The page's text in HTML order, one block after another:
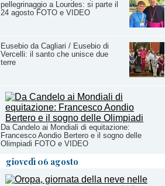
pellegrinaggio a Lourdes: si parte il
24 agosto FOTO e VIDEO
Eusebio da Cagliari / Eusebio di
Vercelli: il santo che unisce due
terre
Da Candelo ai Mondiali di equitazione:
Francesco Aondio Bertero e il sogno delle
Olimpiadi FOTO e VIDEO
giovedì 06 agosto